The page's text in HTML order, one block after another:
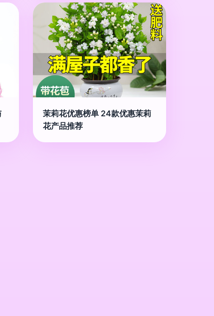
茉莉花优惠榜单 24款优惠茉莉
花产品推荐